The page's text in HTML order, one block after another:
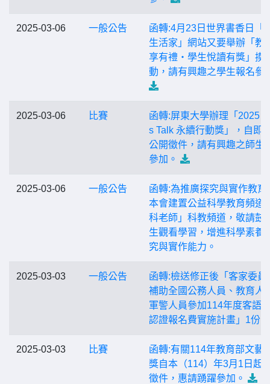
2025-03-06 一般公告
函轉:4月23日世界書香日「
生活家」網站又要舉辦「教
享有禮‧學生悅讀有獎」摸
動，請有興趣之學生報名參
2025-03-06 比賽
函轉:屏東大學辦理「2025
s Talk 永續行動獎」，自即
公開徵件，請有興趣之師生
參加。
2025-03-06 一般公告
函轉:為推廣探究與實作教育
本會建置公益科學教育頻道
科老師」科教頻道，敬請鼓
生觀看學習，增進科學素養
究與實作能力。
2025-03-03 一般公告
函轉:檢送修正後「客家委員
補助全國公務人員、教育人
軍警人員參加114年度客語
認證報名費實施計畫」1份。
2025-03-03 比賽
函轉:有關114年教育部文藝
獎自本（114）年3月1日起
徵件，惠請踴躍參加。